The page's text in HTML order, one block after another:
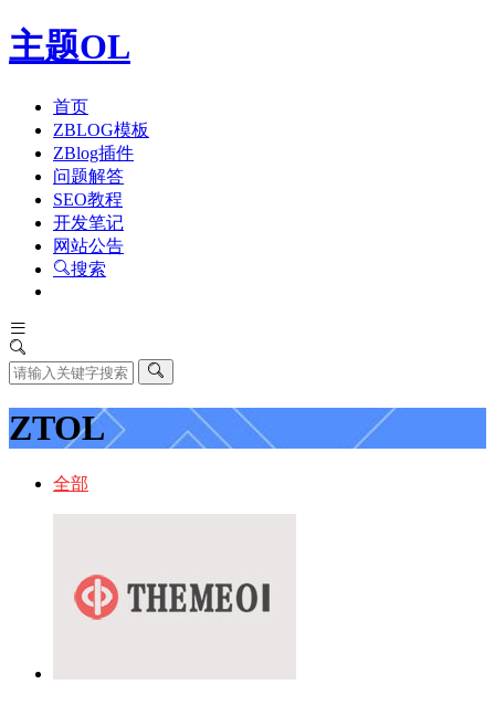
主题OL
首页
ZBLOG模板
ZBlog插件
问题解答
SEO教程
开发笔记
网站公告
搜索
ZTOL
全部